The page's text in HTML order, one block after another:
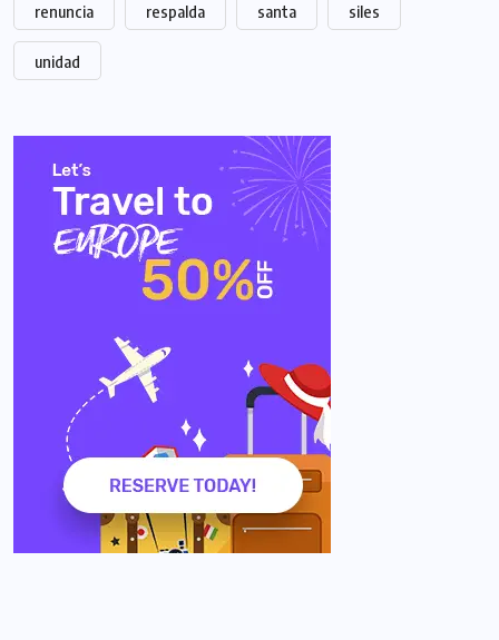
renuncia respalda santa siles
unidad